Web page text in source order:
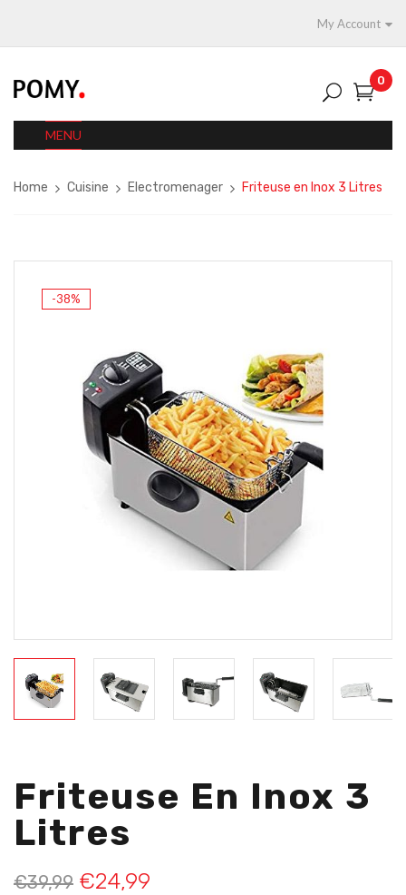
My Account
0
MENU
Home Cuisine Electromenager Friteuse en Inox 3 Litres
-38%
Friteuse En Inox 3
Litres
€39,99 €24,99